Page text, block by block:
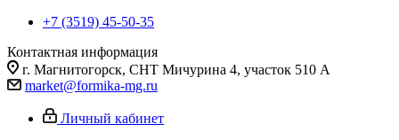
+7 (3519) 45-50-35
Контактная информация
г. Магнитогорск, СНТ Мичурина 4, участок 510 А
market@formika-mg.ru
Личный кабинет